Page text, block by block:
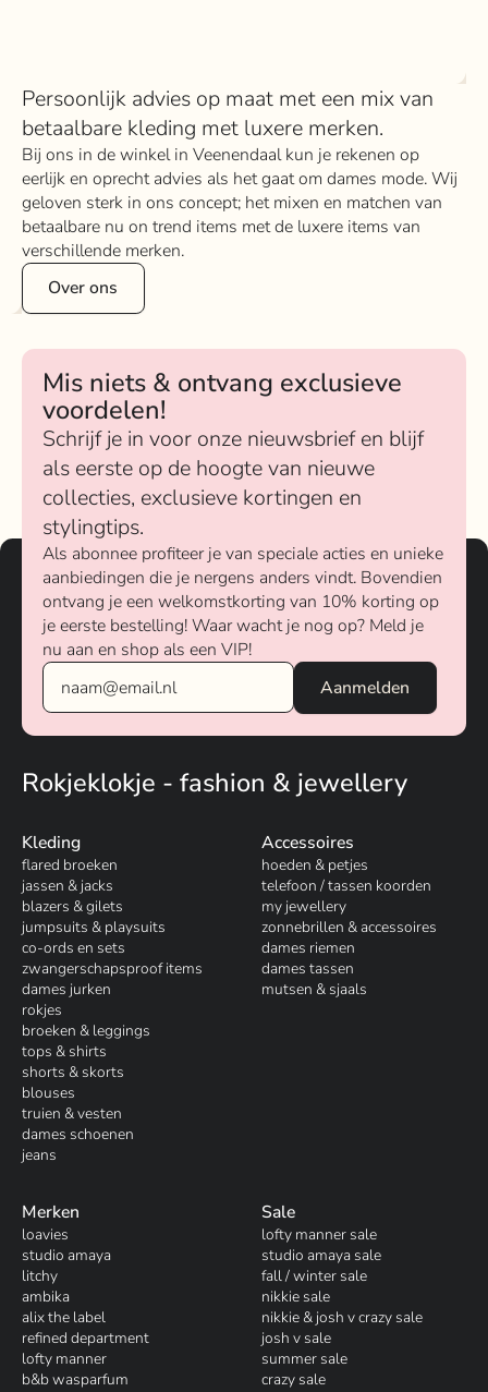
Persoonlijk advies op maat met een mix van
betaalbare kleding met luxere merken.
Bij ons in de winkel in Veenendaal kun je rekenen op
eerlijk en oprecht advies als het gaat om dames mode. Wij
geloven sterk in ons concept; het mixen en matchen van
betaalbare nu on trend items met de luxere items van
verschillende merken.
Over ons
Mis niets & ontvang exclusieve
voordelen!
Schrijf je in voor onze nieuwsbrief en blijf
als eerste op de hoogte van nieuwe
collecties, exclusieve kortingen en
stylingtips.
Als abonnee profiteer je van speciale acties en unieke
aanbiedingen die je nergens anders vindt. Bovendien
ontvang je een welkomstkorting van 10% korting op
je eerste bestelling! Waar wacht je nog op? Meld je
nu aan en shop als een VIP!
Rokjeklokje - fashion & jewellery
Kleding
flared broeken
jassen & jacks
blazers & gilets
jumpsuits & playsuits
co-ords en sets
zwangerschapsproof items
dames jurken
rokjes
broeken & leggings
tops & shirts
shorts & skorts
blouses
truien & vesten
dames schoenen
jeans
Accessoires
hoeden & petjes
telefoon / tassen koorden
my jewellery
zonnebrillen & accessoires
dames riemen
dames tassen
mutsen & sjaals
Merken
loavies
studio amaya
litchy
ambika
alix the label
refined department
lofty manner
b&b wasparfum
Sale
lofty manner sale
studio amaya sale
fall / winter sale
nikkie sale
nikkie & josh v crazy sale
josh v sale
summer sale
crazy sale